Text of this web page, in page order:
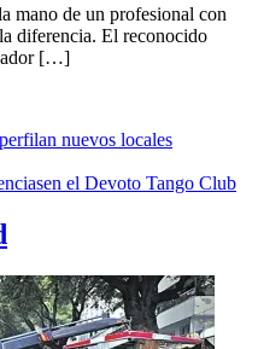
mano de un profesional con
diferencia. El reconocido
[…]
nuevos locales
el Devoto Tango Club